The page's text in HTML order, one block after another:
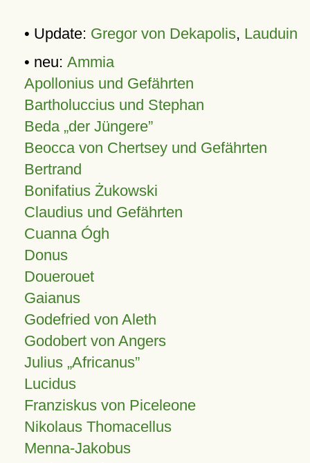
• Update: Gregor von Dekapolis, Lauduin
• neu: Ammia
Apollonius und Gefährten
Bartholuccius und Stephan
Beda „der Jüngere”
Beocca von Chertsey und Gefährten
Bertrand
Bonifatius Żukowski
Claudius und Gefährten
Cuanna Ógh
Donus
Douerouet
Gaianus
Godefried von Aleth
Godobert von Angers
Julius Africanus
Lucidus
Franziskus von Piceleone
Nikolaus Thomacellus
Menna-Jakobus